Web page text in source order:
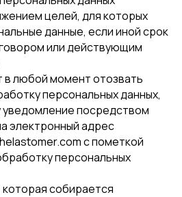
целей, для которых
данные, если иной срок
или действующим
любой момент отозвать
персональных данных,
посредством
электронный адрес
с пометкой
персональных
собирается
88
ул. Парковая